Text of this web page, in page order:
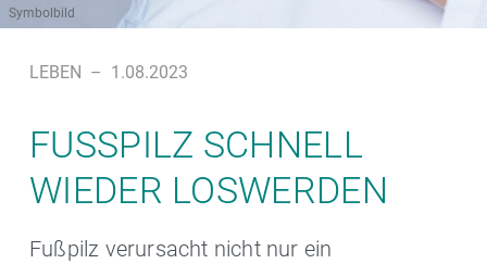
Symbolbild
LEBEN – 1.08.2023
FUSSPILZ SCHNELL W
IEDER LOSWERDEN
Fußpilz verursacht nicht nur ein